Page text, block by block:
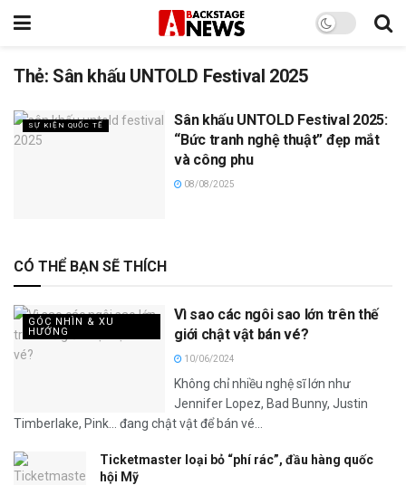
Thẻ: Sân khấu UNTOLD Festival 2025
SỰ KIỆN QUỐC TẾ
Sân khấu UNTOLD Festival 2025:
“Bức tranh nghệ thuật” đẹp mắt
và công phu
08/08/2025
CÓ THỂ BẠN SẼ THÍCH
GÓC NHÌN & XU
HƯỚNG
Vì sao các ngôi sao lớn trên thế
giới chật vật bán vé?
10/06/2024
Không chỉ nhiều nghệ sĩ lớn như
Jennifer Lopez, Bad Bunny, Justin
Timberlake, Pink... đang chật vật để bán vé...
Ticketmaster loại bỏ “phí rác”, đầu hàng quốc
hội Mỹ